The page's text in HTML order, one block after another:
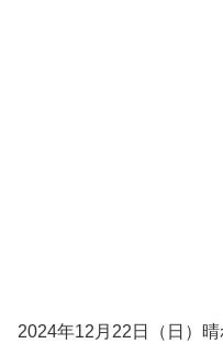
2024年12月22日（日）晴